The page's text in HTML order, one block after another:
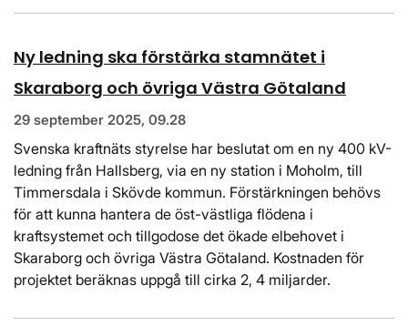
Ny ledning ska förstärka stamnätet i
Skaraborg och övriga Västra Götaland
29 september 2025, 09.28
Svenska kraftnäts styrelse har beslutat om en ny 400 kV-
ledning från Hallsberg, via en ny station i Moholm, till
Timmersdala i Skövde kommun. Förstärkningen behövs
för att kunna hantera de öst-västliga flödena i
kraftsystemet och tillgodose det ökade elbehovet i
Skaraborg och övriga Västra Götaland. Kostnaden för
projektet beräknas uppgå till cirka 2, 4 miljarder.